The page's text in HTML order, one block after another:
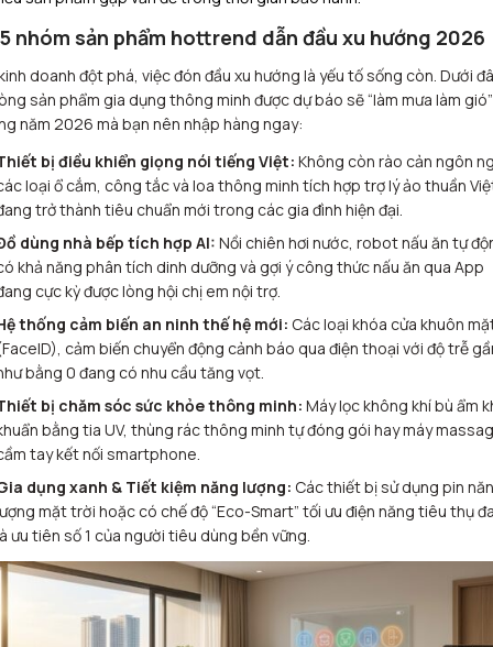
nhóm sản phẩm hottrend dẫn đầu xu hướng 2026
doanh đột phá, việc đón đầu xu hướng là yếu tố sống còn. Dưới
sản phẩm gia dụng thông minh được dự báo sẽ “làm mưa làm gió”
năm 2026 mà bạn nên nhập hàng ngay:
bị điều khiển giọng nói tiếng Việt: Không còn rào cản ngôn
loại ổ cắm, công tắc và loa thông minh tích hợp trợ lý ảo thuần
trở thành tiêu chuẩn mới trong các gia đình hiện đại.
dùng nhà bếp tích hợp AI: Nồi chiên hơi nước, robot nấu ăn tự
khả năng phân tích dinh dưỡng và gợi ý công thức nấu ăn qua App
cực kỳ được lòng hội chị em nội trợ.
thống cảm biến an ninh thế hệ mới: Các loại khóa cửa khuôn
cảm biến chuyển động cảnh báo qua điện thoại với độ trễ
bằng 0 đang có nhu cầu tăng vọt.
bị chăm sóc sức khỏe thông minh: Máy lọc không khí bù ẩm
bằng tia UV, thùng rác thông minh tự đóng gói hay máy
tay kết nối smartphone.
dụng xanh & Tiết kiệm năng lượng: Các thiết bị sử dụng pin
mặt trời hoặc có chế độ “Eco-Smart” tối ưu điện năng tiêu thụ
ưu tiên số 1 của người tiêu dùng bền vững.